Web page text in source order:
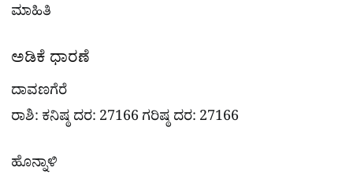
ಮಾಹಿತಿ
ಅಡಿಕೆ ಧಾರಣೆ
ದಾವಣಗೆರೆ
ರಾಶಿ: ಕನಿಷ್ಠ ದರ: 27166 ಗರಿಷ್ಠ ದರ: 27166
ಹೊನ್ನಾಳಿ